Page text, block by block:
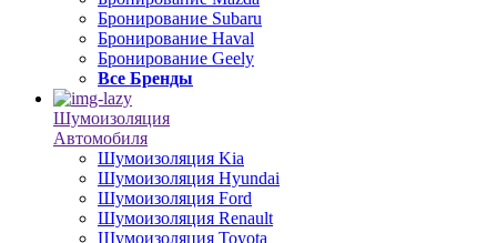
Бронирование Subaru
Бронирование Haval
Бронирование Geely
Все Бренды
Шумоизоляция
Автомобиля
Шумоизоляция Kia
Шумоизоляция Hyundai
Шумоизоляция Ford
Шумоизоляция Renault
Шумоизоляция Toyota